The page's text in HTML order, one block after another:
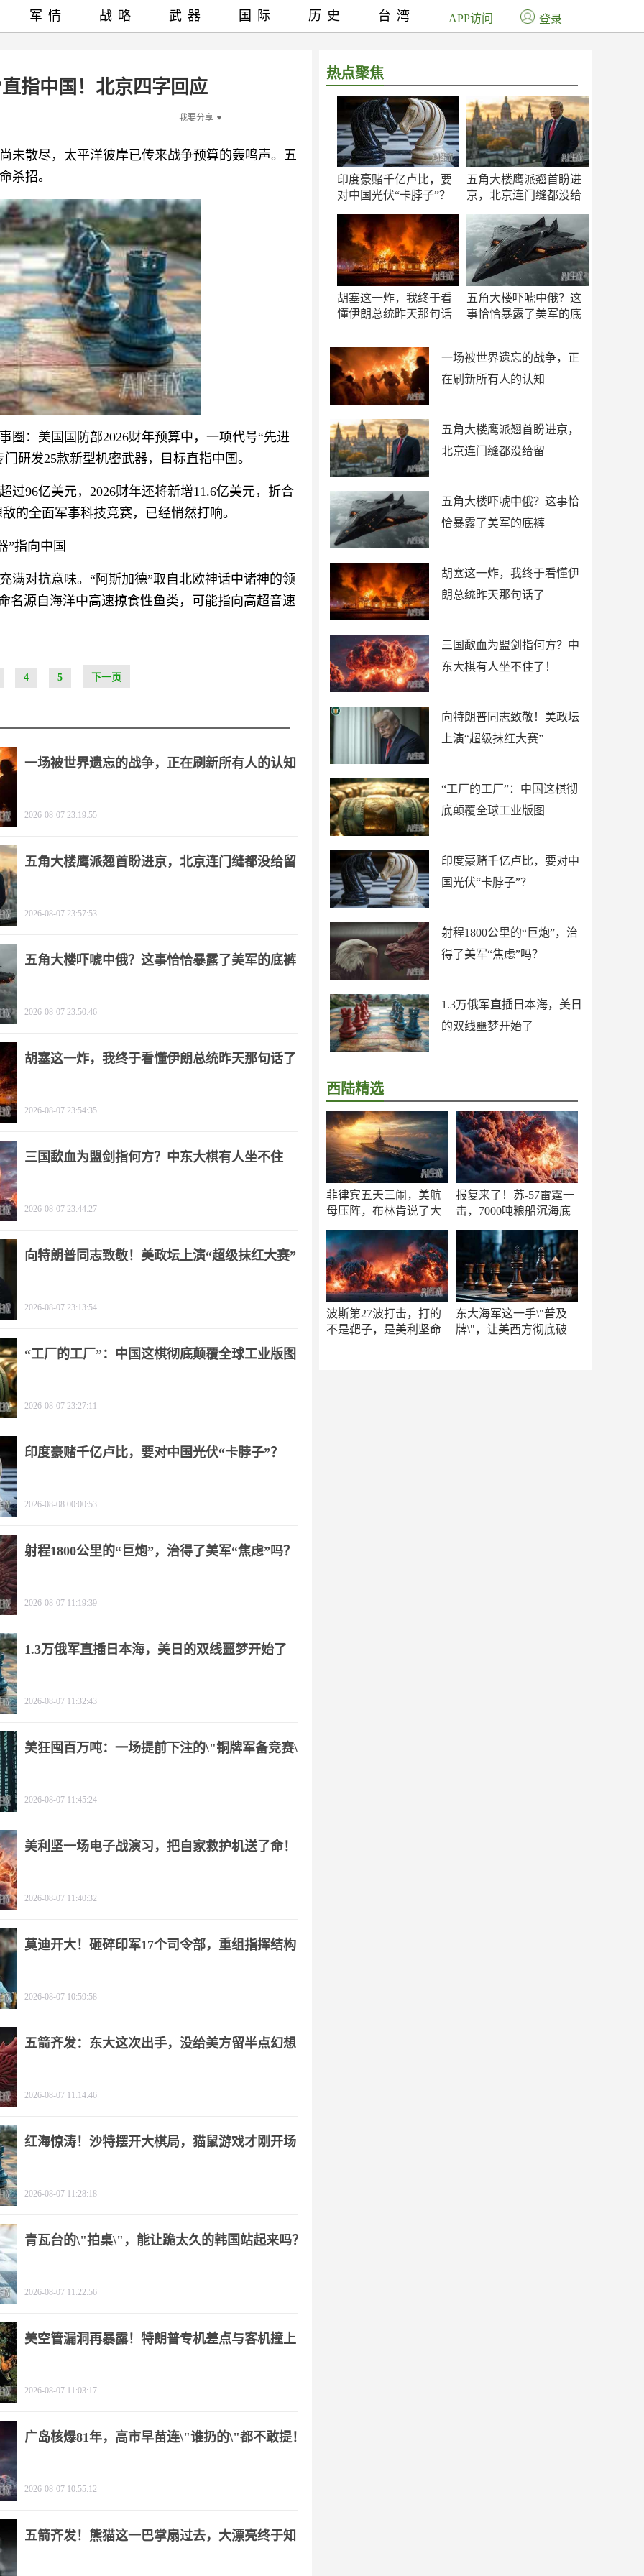
指中国！北京四字回应
我要分享
未散尽，太平洋彼岸已传来战争预算的轰鸣声。五
杀招。
圈：美国国防部2026财年预算中，一项代号“先进
研发25款新型机密武器，目标直指中国。
过96亿美元，2026财年还将新增11.6亿美元，折合
的全面军事科技竞赛，已经悄然打响。
”指向中国
满对抗意味。“阿斯加德”取自北欧神话中诸神的领
名源自海洋中高速掠食性鱼类，可能指向高超音速
4 5 下一页
热点聚焦
印度豪赌千亿卢比，要
对中国光伏“卡脖子”？
五角大楼鹰派翘首盼进
京，北京连门缝都没给
胡塞这一炸，我终于看
懂伊朗总统昨天那句话
五角大楼吓唬中俄？这
事恰恰暴露了美军的底
一场被世界遗忘的战争，正
在刷新所有人的认知
五角大楼鹰派翘首盼进京，
北京连门缝都没给留
五角大楼吓唬中俄？这事恰
恰暴露了美军的底裤
胡塞这一炸，我终于看懂伊
朗总统昨天那句话了
三国歃血为盟剑指何方？中
东大棋有人坐不住了！
向特朗普同志致敬！美政坛
上演“超级抹红大赛”
“工厂的工厂”：中国这棋彻
底颠覆全球工业版图
印度豪赌千亿卢比，要对中
国光伏“卡脖子”？
射程1800公里的“巨炮”，治
得了美军“焦虑”吗？
1.3万俄军直插日本海，美日
的双线噩梦开始了
西陆精选
菲律宾五天三闹，美航
母压阵，布林肯说了大
报复来了！苏-57雷霆一
击，7000吨粮船沉海底
波斯第27波打击，打的
不是靶子，是美利坚命
东大海军这一手\"普及
牌\"，让美西方彻底破
军情 战略 武器 国际 历史 台湾 APP访问 登录
一场被世界遗忘的战争，正在刷新所有人的认知
2026-08-07 23:19:55
五角大楼鹰派翘首盼进京，北京连门缝都没给留
2026-08-07 23:57:53
五角大楼吓唬中俄？这事恰恰暴露了美军的底裤
2026-08-07 23:50:46
胡塞这一炸，我终于看懂伊朗总统昨天那句话了
2026-08-07 23:54:35
三国歃血为盟剑指何方？中东大棋有人坐不住
2026-08-07 23:44:27
向特朗普同志致敬！美政坛上演“超级抹红大赛”
2026-08-07 23:13:54
“工厂的工厂”：中国这棋彻底颠覆全球工业版图
2026-08-07 23:27:11
印度豪赌千亿卢比，要对中国光伏“卡脖子”？
2026-08-08 00:00:53
射程1800公里的“巨炮”，治得了美军“焦虑”吗？
2026-08-07 11:19:39
1.3万俄军直插日本海，美日的双线噩梦开始了
2026-08-07 11:32:43
美狂囤百万吨：一场提前下注的\"铜牌军备竞赛\"
2026-08-07 11:45:24
美利坚一场电子战演习，把自家救护机送了命！
2026-08-07 11:40:32
莫迪开大！砸碎印军17个司令部，重组指挥结构
2026-08-07 10:59:58
五箭齐发：东大这次出手，没给美方留半点幻想
2026-08-07 11:14:46
红海惊涛！沙特摆开大棋局，猫鼠游戏才刚开场
2026-08-07 11:28:18
青瓦台的\"拍桌\"，能让跪太久的韩国站起来吗？
2026-08-07 11:22:56
美空管漏洞再暴露！特朗普专机差点与客机撞上
2026-08-07 11:03:17
广岛核爆81年，高市早苗连\"谁扔的\"都不敢提！
2026-08-07 10:55:12
五箭齐发！熊猫这一巴掌扇过去，大漂亮终于知